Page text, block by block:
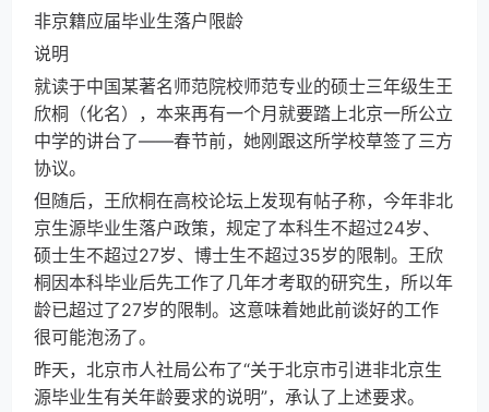
非京籍应届毕业生落户限龄
说明
就读于中国某著名师范院校师范专业的硕士三年级生王
欣桐（化名），本来再有一个月就要踏上北京一所公立
中学的讲台了——春节前，她刚跟这所学校草签了三方
协议。
但随后，王欣桐在高校论坛上发现有帖子称，今年非北
京生源毕业生落户政策，规定了本科生不超过24岁、
硕士生不超过27岁、博士生不超过35岁的限制。王欣
桐因本科毕业后先工作了几年才考取的研究生，所以年
龄已超过了27岁的限制。这意味着她此前谈好的工作
很可能泡汤了。
昨天，北京市人社局公布了“关于北京市引进非北京生
源毕业生有关年龄要求的说明”，承认了上述要求。